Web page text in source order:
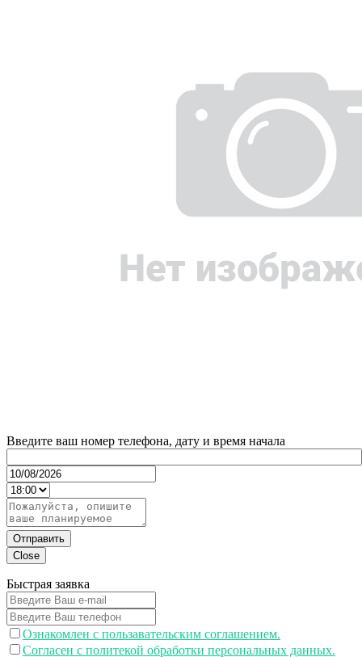
Введите ваш номер телефона, дату и время начала
Отправить
Close
Быстрая заявка
Ознакомлен с пользавательским соглашением.
Согласен с политекой обработки персональных данных.